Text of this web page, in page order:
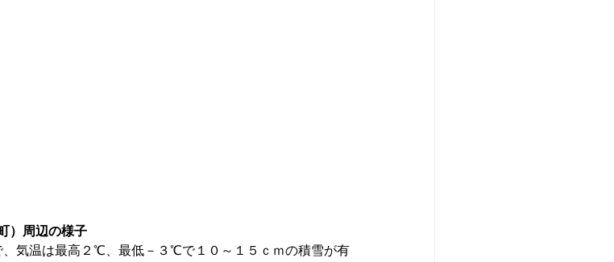
）周辺の様子
気温は最高２℃、最低－３℃で１０～１５ｃｍの積雪が有